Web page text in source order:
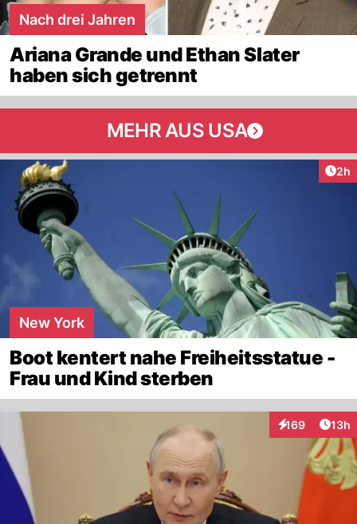
Nach drei Jahren
Ariana Grande und Ethan Slater
haben sich getrennt
MEHR AUS USA
2h
New York
Boot kentert nahe Freiheitsstatue -
Frau und Kind sterben
169
Interaktionen
13h